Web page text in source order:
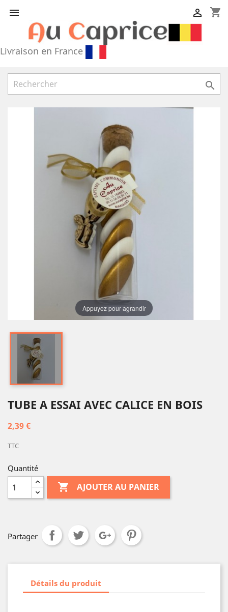
 shopping_cart

Livraison en France

Appuyez pour agrandir
TUBE A ESSAI AVEC CALICE EN BOIS
2,39 €
TTC
Quantité
 AJOUTER AU PANIER
Partager
Détails du produit